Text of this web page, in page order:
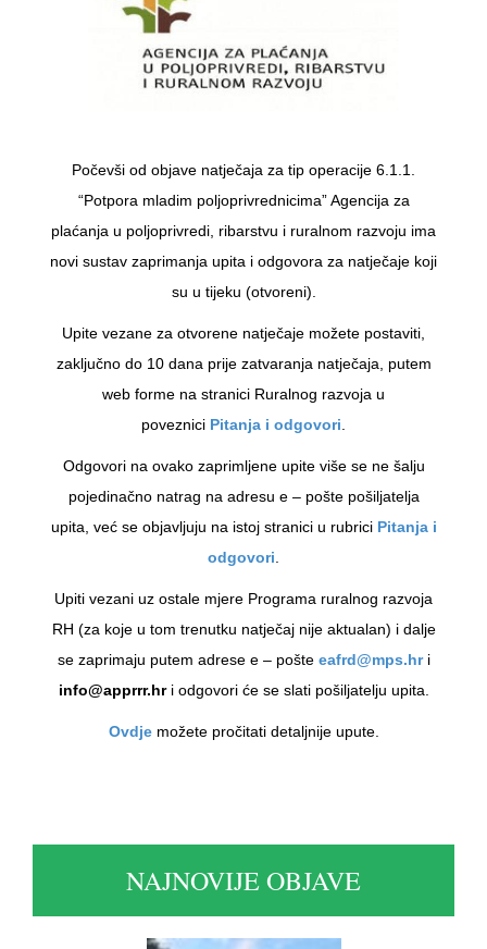
Počevši od objave natječaja za tip operacije 6.1.1.
“Potpora mladim poljoprivrednicima” Agencija za
plaćanja u poljoprivredi, ribarstvu i ruralnom razvoju ima
novi sustav zaprimanja upita i odgovora za natječaje koji
su u tijeku (otvoreni).
Upite vezane za otvorene natječaje možete postaviti,
zaključno do 10 dana prije zatvaranja natječaja, putem
web forme na stranici Ruralnog razvoja u
poveznici Pitanja i odgovori
Odgovori na ovako zaprimljene upite više se ne šalju
pojedinačno natrag na adresu e – pošte pošiljatelja
upita, već se objavljuju na istoj stranici u rubrici Pitanja i
odgovori
Upiti vezani uz ostale mjere Programa ruralnog razvoja
RH (za koje u tom trenutku natječaj nije aktualan) i dalje
se zaprimaju putem adrese e – pošte eafrd@mps.hri
info@apprrr.hr i odgovori će se slati pošiljatelju upita.
Ovdjemožete pročitati detaljnije upute.
NAJNOVIJE OBJAVE